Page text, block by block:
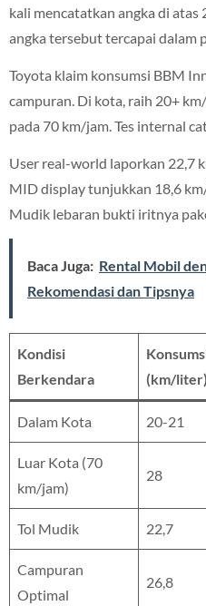
kali mencatatkan angka di atas
angka tersebut tercapai dalam
Toyota klaim konsumsi BBM
campuran. Di kota, raih 20+
pada 70 km/jam. Tes internal
User real-world laporkan 22,7
MID display tunjukkan 18,6
Mudik lebaran bukti iritnya
Baca Juga: Rental Mobil
Rekomendasi dan Tipsnya
Kondisi
Berkendara
(km/liter)
Dalam Kota 20-21
Luar Kota (70
km/jam)
28
Tol Mudik 22,7
Campuran
Optimal
26,8